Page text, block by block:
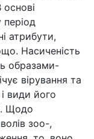
період
атрибути,
Насиченість
образами-
вірування та
види його
Щодо
зоо-,